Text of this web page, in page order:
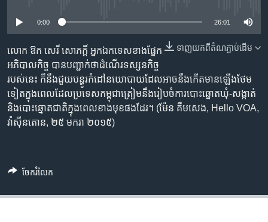
សម្ព័ន្ធ​
និង​
ចូល​
ទៅ​
កាន់​
ទំព័រ​
ស្វែង​
Khmer English
បណ្តាញ​សង្គម
ភាសា
0:00 26:01
ទាញ​យក​ពី​តំណភ្ជាប់​ដើម
លោក ឱក សេរី សោភក្តិ៍ អ្នក​ឯកទេស​ខាង​ផ្នែក​
អភិបាល​កិច្ច បាន​បញ្ជាក់​ថា​ដំណើរ​ទស្សនកិច្ច​
របស់​នេះ ក៏​នឹង​ជួយ​បន្ធូរ​កំដៅ​នយោបាយ​ដែល​អាច​នឹង​កើត​មាន​ឡើង​ថែម​
ទៀត​ក្នុង​ពេល​ដែល​ប្រទេស​កម្ពុជា​ត្រៀម​នឹង​រៀបចំ​ការបោះឆ្នោត​ឃុំ-សង្កាត់​
និង​បោះឆ្នោត​ជាតិ​ក្នុង​ពេល​ខាងមុខ​ផងដែរ។ (ម៉ែន គឹមសេង, Hello VOA,
វ៉ាស៊ីនតោន, ២៥ មករា ២០១៥)
ចែករំលែក